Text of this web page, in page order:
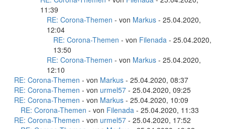
11:39
RE: Corona-Themen - von Markus - 25.04.2020,
12:04
RE: Corona-Themen - von Filenada - 25.04.2020,
13:50
RE: Corona-Themen - von Markus - 25.04.2020,
12:10
RE: Corona-Themen - von Markus - 25.04.2020, 08:37
RE: Corona-Themen - von urmel57 - 25.04.2020, 09:25
RE: Corona-Themen - von Markus - 25.04.2020, 10:09
RE: Corona-Themen - von Filenada - 25.04.2020, 11:33
RE: Corona-Themen - von urmel57 - 25.04.2020, 17:52